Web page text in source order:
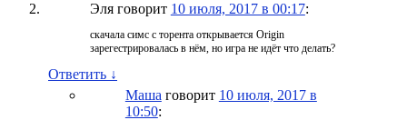
Эля говорит 10 июля, 2017 в 00:17:
скачала симс с торента открывается Origin
зарегестрировалась в нём, но игра не идёт что делать?
Ответить ↓
Маша говорит 10 июля, 2017 в
10:50: